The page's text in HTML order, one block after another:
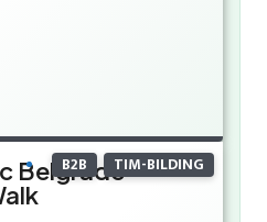
B2B TIM-BILDING
Belgrade